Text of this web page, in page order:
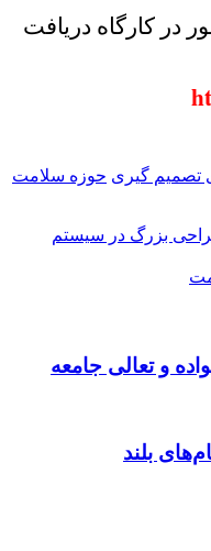
در کارگاه دریافت
تصمیم گیری حوزه سلامت
بزرگ در سیستم
و تعالی جامعه
بلند